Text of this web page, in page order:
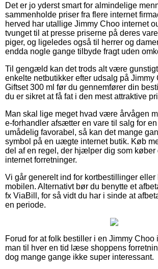
Det er jo yderst smart for almindelige
sammenholde priser fra flere internet
herved har utallige Jimmy Choo internet
tvunget til at presse priserne på deres
piger, og ligeledes også til herrer og
endda nogle gange tilbyde fragt uden
Til gengæld kan det trods alt være
enkelte netbutikker efter udsalg på Jimmy
Giftset 300 ml før du gennemfører din
du er sikret at få fat i den mest attraktive
Man skal lige meget hvad være årvågen
e-forhandler afsætter en vare til salg for
umådelig favorabel, så kan det mange
symbol på en uægte internet butik. Køb
del af en regel, der hjælper dig som
internet forretninger.
Vi går generelt ind for kortbestillinger eller
mobilen. Alternativt bør du benytte et
fx ViaBill, for så vidt du har i sinde at
en periode.
Forud for at folk bestiller i en Jimmy Choo
man til hver en tid læse shoppens
dog mange gange ikke super interessant.